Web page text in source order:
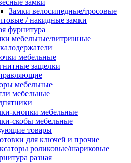
замки
Замки велосипедные/тросовые
/ накидные замки
фурнитура
мебельные/витринные
мебельные
защелки
мебельные
мебельные
кнопки мебельные
скобы мебельные
товары
для ключей и прочие
роликовые/шариковые
разная